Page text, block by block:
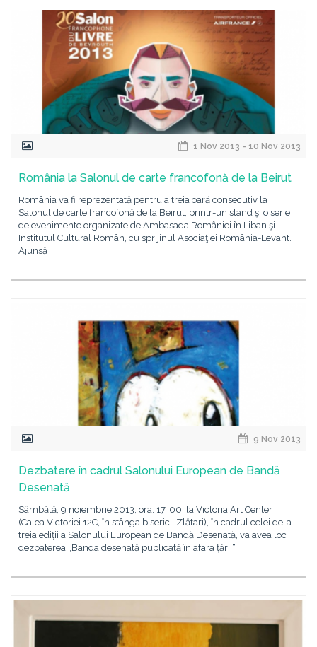
1 Nov 2013 - 10 Nov 2013
România la Salonul de carte francofonă de la Beirut
România va fi reprezentată pentru a treia oară consecutiv la
Salonul de carte francofonă de la Beirut, printr-un stand şi o serie
de evenimente organizate de Ambasada României în Liban şi
Institutul Cultural Român, cu sprijinul Asociaţiei România-Levant.
Ajunsă
9 Nov 2013
Dezbatere în cadrul Salonului European de Bandă
Desenată
Sâmbătă, 9 noiembrie 2013, ora. 17. 00, la Victoria Art Center
(Calea Victoriei 12C, în stânga bisericii Zlătari), în cadrul celei de-a
treia ediții a Salonului European de Bandă Desenată, va avea loc
dezbaterea „Banda desenată publicată în afara țării“